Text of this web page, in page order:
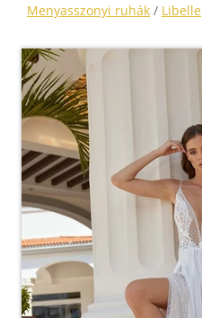
Menyasszonyi ruhák / Libelle